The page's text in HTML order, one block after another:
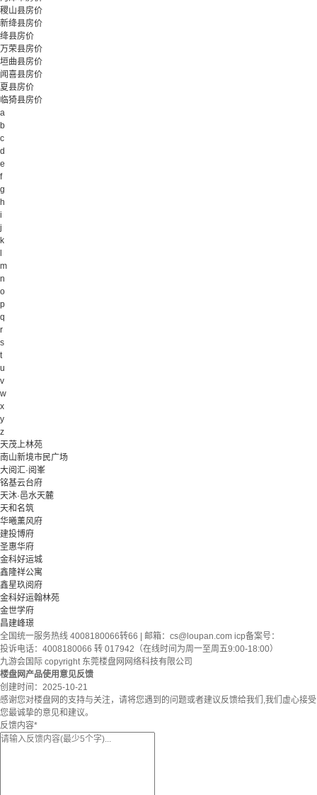
稷山县房价
新绛县房价
绛县房价
万荣县房价
垣曲县房价
闻喜县房价
夏县房价
临猗县房价
a
b
c
d
e
f
g
h
i
j
k
m
n
o
p
q
r
s
t
u
v
w
x
y
z
天茂上林苑
南山新境市民广场
大阅汇·阅峯
铭基云台府
天沐·邑水天麓
天和名筑
华曦薰风府
建投博府
圣惠华府
金科好运城
鑫隆祥公寓
鑫星玖阅府
金科好运翰林苑
金世学府
昌建峰璟
全国统一服务热线 4008180066转66 | 邮箱： cs@loupan.com icp备案号：
投诉电话：4008180066 转 017942（在线时间为周一至周五9:00-18:00）
九游会国际 copyright 东莞楼盘网网络科技有限公司
楼盘网产品使用意见反馈
创建时间： 2025-10-21
感谢您对楼盘网的支持与关注，请将您遇到的问题或者建议反馈给我们,我们虚心接受
您最诚挚的意见和建议。
反馈内容*